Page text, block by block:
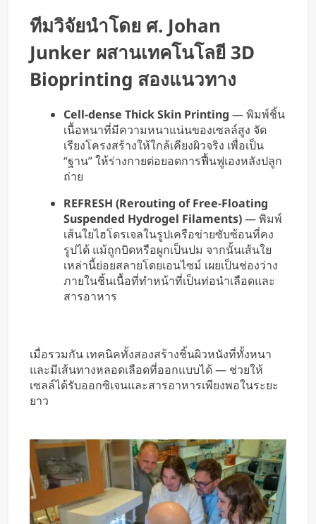
ทีมวิจัยนำโดย ศ. Johan
Junker ผสานเทคโนโลยี 3D
Bioprinting สองแนวทาง
Cell-dense Thick Skin Printing — พิมพ์ชิ้น
เนื้อหนาที่มีความหนาแน่นของเซลล์สูง จัด
เรียงโครงสร้างให้ใกล้เคียงผิวจริง เพื่อเป็น
“ฐาน” ให้ร่างกายต่อยอดการฟื้นฟูเองหลังปลูก
ถ่าย
REFRESH (Rerouting of Free-Floating
Suspended Hydrogel Filaments)— พิมพ์
เส้นใยไฮโดรเจลในรูปเครือข่ายซับซ้อนที่คง
รูปได้ แม้ถูกบิดหรือผูกเป็นปม จากนั้นเส้นใย
เหล่านี้ย่อยสลายโดยเอนไซม์ เผยเป็นช่องว่าง
ภายในชิ้นเนื้อที่ทำหน้าที่เป็นท่อนำเลือดและ
สารอาหาร
เมื่อรวมกัน เทคนิคทั้งสองสร้างชิ้นผิวหนังที่ทั้งหนา
และมีเส้นทางหลอดเลือดที่ออกแบบได้ — ช่วยให้
เซลล์ได้รับออกซิเจนและสารอาหารเพียงพอในระยะ
ยาว